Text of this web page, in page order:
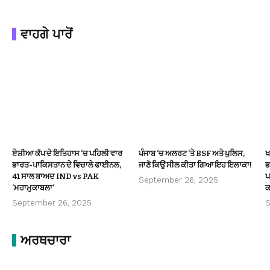
ਵਾਹਗੇ ਪਾਰੋਂ
ਏਸ਼ੀਆ ਕੱਪ ਦੇ ਇਤਿਹਾਸ ‘ਚ ਪਹਿਲੀ ਵਾਰ
ਭਾਰਤ-ਪਾਕਿਸਤਾਨ ਦੇ ਵਿਚਾਲੇ ਫਾਈਨਲ,
41 ਸਾਲ ਬਾਅਦ IND vs PAK
‘ਮਹਾਮੁਕਾਬਲਾ’
September 26, 2025
ਪੰਜਾਬ ‘ਚ ਅਲਰਟ ‘ਤੇ BSF ਅਤੇ ਪੁਲਿਸ,
ਜਾਣੋ ਕਿਉਂ ਸੀਲ ਕੀਤਾ ਗਿਆ ਇਹ ਇਲਾਕਾ!
September 26, 2025
ਅਰਥਚਾਰਾ